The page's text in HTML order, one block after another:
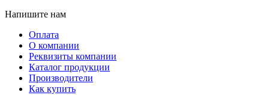
Напишите нам
Оплата
О компании
Реквизиты компании
Каталог продукции
Производители
Как купить